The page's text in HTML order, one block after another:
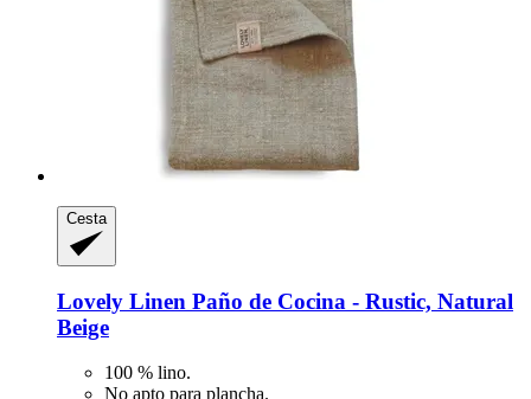
Cesta
Lovely Linen Paño de Cocina -​ Rustic, Natural
Beige
100 % lino.
No apto para plancha.